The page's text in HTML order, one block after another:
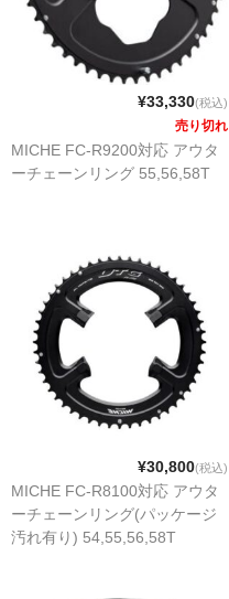
MTBグリップ
MTBシフター
MTBスモールパーツ
MTBブレーキ
MTBペダル
Di2
ROADディレーラー
ROADブレーキ
カセットスプロケット
¥33,330(税込)
売り切れ
MICHE FC-R9200対応 アウタ
ーチェーンリング 55,56,58T
¥30,800(税込)
MICHE FC-R8100対応 アウタ
ーチェーンリング(パッケージ
汚れ有り) 54,55,56,58T